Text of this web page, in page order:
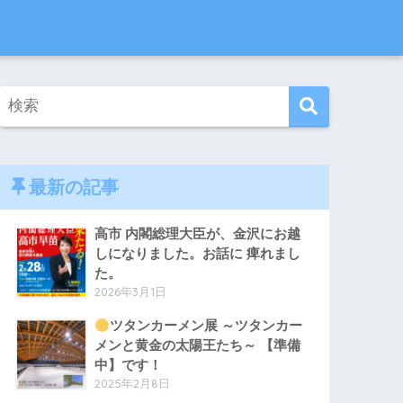
最新の記事
高市 内閣総理大臣が、金沢にお越
しになりました。お話に 痺れまし
た。
2026年3月1日
ツタンカーメン展 ～ツタンカー
メンと黄金の太陽王たち～ 【準備
中】です！
2025年2月8日